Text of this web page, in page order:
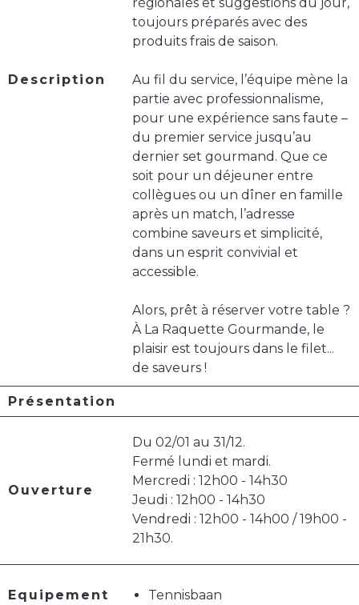
Description
toujours préparés avec des
produits frais de saison.
Au fil du service, l’équipe mène la
partie avec professionnalisme,
pour une expérience sans faute –
du premier service jusqu’au
dernier set gourmand. Que ce
soit pour un déjeuner entre
collègues ou un dîner en famille
après un match, l’adresse
combine saveurs et simplicité,
dans un esprit convivial et
accessible.
Alors, prêt à réserver votre table ?
À La Raquette Gourmande, le
plaisir est toujours dans le filet...
de saveurs !
Présentation
Ouverture
Du 02/01 au 31/12.
Fermé lundi et mardi.
Mercredi : 12h00 - 14h30
Jeudi : 12h00 - 14h30
Vendredi : 12h00 - 14h00 / 19h00 -
21h30.
Equipement Tennisbaan